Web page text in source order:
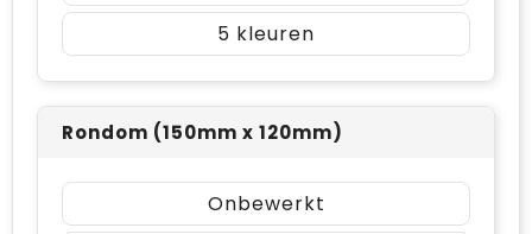
5
Rondom (150mm x 120mm)
Onbewerkt